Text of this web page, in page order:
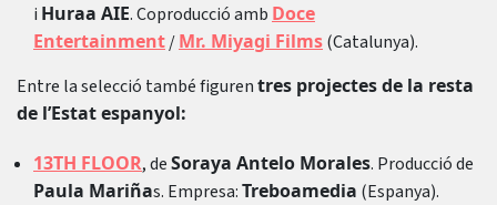
i Huraa AIE. Coproducció amb Doce
Entertainment/Mr. Miyagi Films(Catalunya).
Entre la selecció també figurentres projectes de la resta
de l’Estat espanyol:
13TH FLOOR, deSoraya Antelo Morales. Producció de
Paula Mariñas. Empresa:Treboamedia (Espanya).